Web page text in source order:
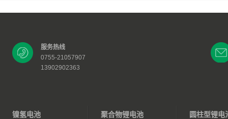
服务热线
0755-21057907
13902902363
镍氢电池 聚合物锂电池 圆柱型锂电